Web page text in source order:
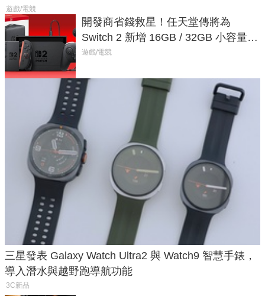
遊戲/電競
開發商省錢救星！任天堂傳將為
Switch 2 新增 16GB / 32GB 小容量遊
戲卡的選擇
遊戲/電競
三星發表 Galaxy Watch Ultra2 與 Watch9 智慧手錶，
導入潛水與越野跑導航功能
3C新品